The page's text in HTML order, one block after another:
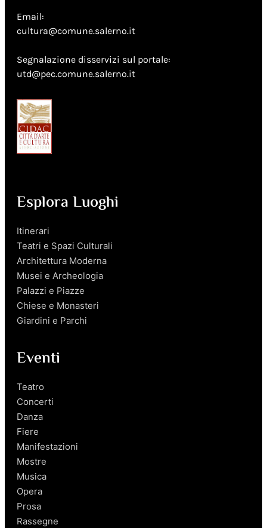
Email:
cultura@comune.salerno.it
Segnalazione disservizi sul portale:
utd@pec.comune.salerno.it
Esplora Luoghi
Itinerari
Teatri e Spazi Culturali
Architettura Moderna
Musei e Archeologia
Palazzi e Piazze
Chiese e Monasteri
Giardini e Parchi
Eventi
Teatro
Concerti
Danza
Fiere
Manifestazioni
Mostre
Musica
Opera
Prosa
Rassegne